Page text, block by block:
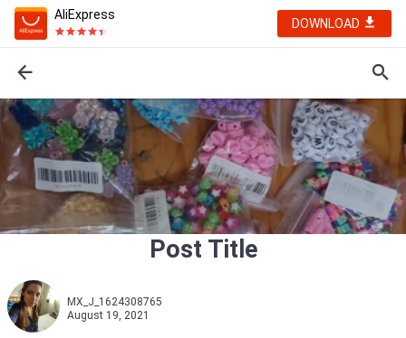
AliExpress
DOWNLOAD
Post Title
MX_J_1624308765
August 19, 2021